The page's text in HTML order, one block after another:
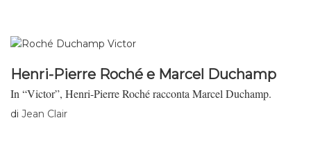
Henri-Pierre Roché e Marcel Duchamp
In “Victor”, Henri-Pierre Roché racconta Marcel Duchamp.
di Jean Clair